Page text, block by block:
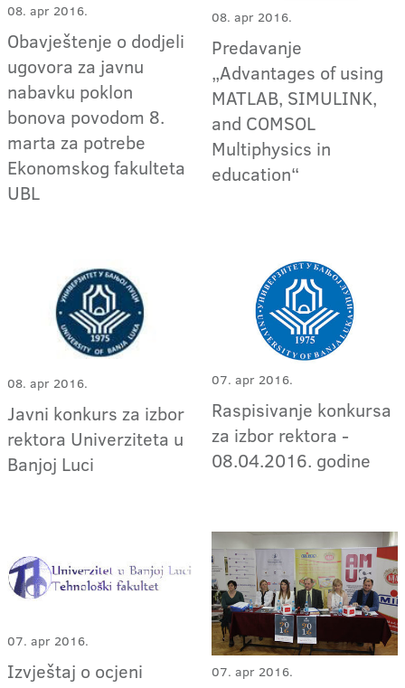
08. apr 2016.
Obavještenje o dodjeli
ugovora za javnu
nabavku poklon
bonova povodom 8.
marta za potrebe
Ekonomskog fakulteta
UBL
08. apr 2016.
Predavanje
„Advantages of using
MATLAB, SIMULINK,
and COMSOL
Multiphysics in
education“
08. apr 2016.
Javni konkurs za izbor
rektora Univerziteta u
Banjoj Luci
07. apr 2016.
Raspisivanje konkursa
za izbor rektora -
08.04.2016. godine
07. apr 2016.
Izvještaj o ocjeni
07. apr 2016.